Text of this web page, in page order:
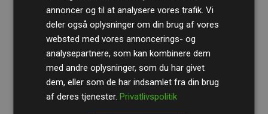
RevisionshusetBDOgennemgår løbende vores
beregninger og metode for at sikre gennemsigtighed
og pålidelighed.
Deres revision dokumenterer, at vores investeringer i
annoncer og til at analysere vores trafik. Vi
deler også oplysninger om din brug af vores
websted med vores annoncerings- og
analysepartnere, som kan kombinere dem
med andre oplysninger, som du har givet
dem, eller som de har indsamlet fra din brug
af deres tjenester.Privatlivspolitik